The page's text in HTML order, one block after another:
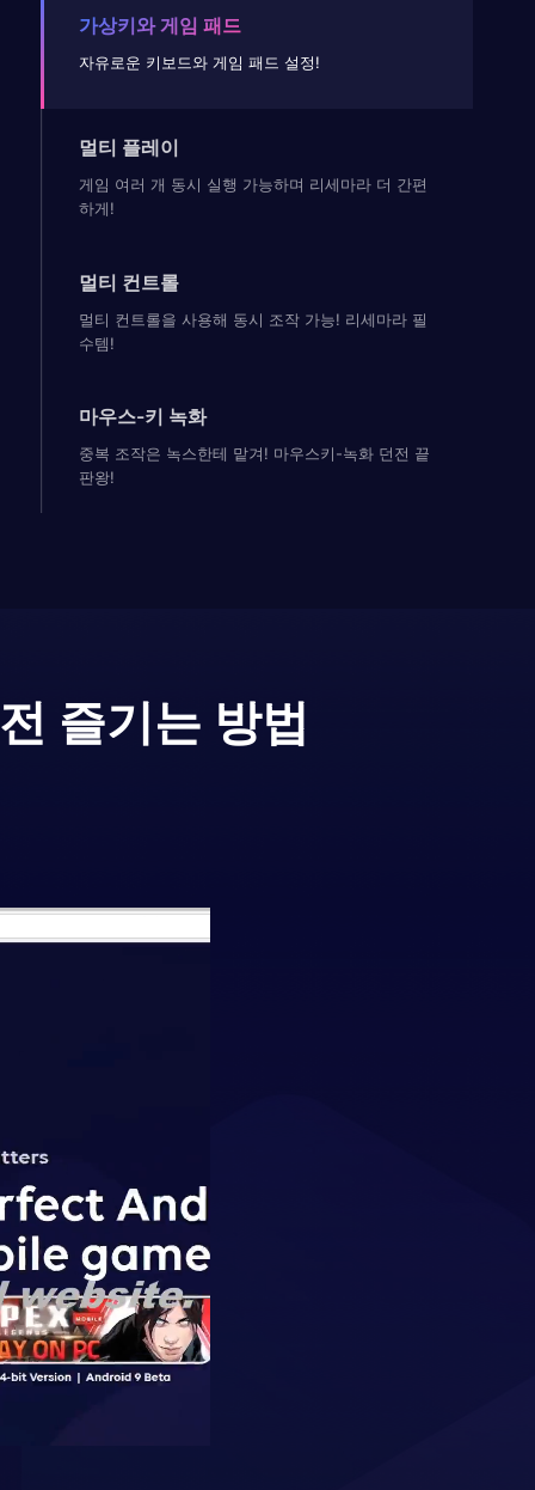
가상키와 게임 패드
자유로운 키보드와 게임 패드 설정!
멀티 플레이
게임 여러 개 동시 실행 가능하며 리세마라 더 간편
하게!
멀티 컨트롤
멀티 컨트롤을 사용해 동시 조작 가능! 리세마라 필
수템!
마우스-키 녹화
중복 조작은 녹스한테 맡겨! 마우스키-녹화 던전 끝
판왕!
즐기는 방법